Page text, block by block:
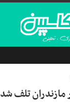
تلف شد